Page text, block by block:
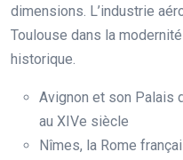
dimensions. L’industrie
Toulouse dans la
historique.
Avignon et son Palais
au XIVe siècle
Nîmes, la Rome